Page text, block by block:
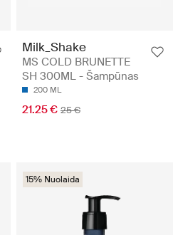
Milk_Shake
MS COLD BRUNETTE
SH 300ML - Šampūnas
200 ML
21.25 € 25 €
15% Nuolaida